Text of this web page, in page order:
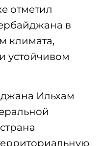
отметил
в
климата,
устойчивом
Ильхам